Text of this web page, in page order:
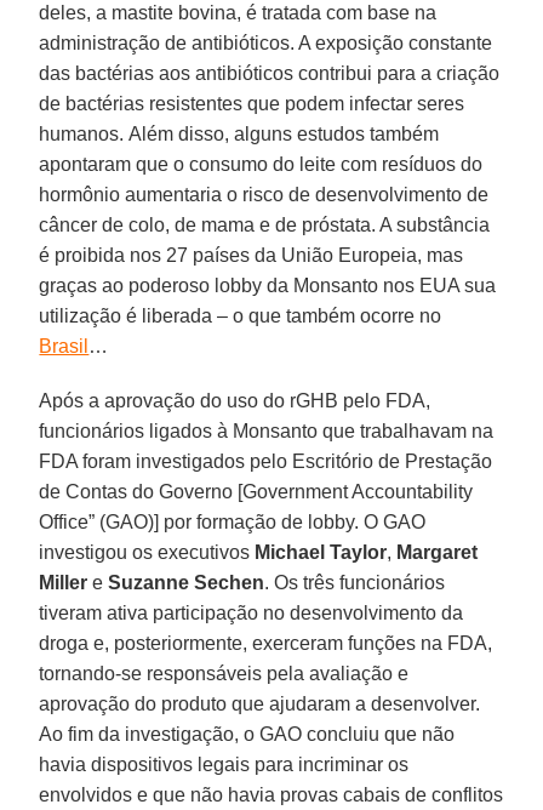
deles, a mastite bovina, é tratada com base na
administração de antibióticos. A exposição constante
das bactérias aos antibióticos contribui para a criação
de bactérias resistentes que podem infectar seres
humanos. Além disso, alguns estudos também
apontaram que o consumo do leite com resíduos do
hormônio aumentaria o risco de desenvolvimento de
câncer de colo, de mama e de próstata. A substância
é proibida nos 27 países da União Europeia, mas
graças ao poderoso lobby da Monsanto nos EUA sua
utilização é liberada – o que também ocorre no
Brasil …
Após a aprovação do uso do rGHB pelo FDA,
funcionários ligados à Monsanto que trabalhavam na
FDA foram investigados pelo Escritório de Prestação
de Contas do Governo [Government Accountability
Office” (GAO)] por formação de lobby. O GAO
investigou os executivos Michael Taylor, Margaret
Millere Suzanne Sechen. Os três funcionários
tiveram ativa participação no desenvolvimento da
droga e, posteriormente, exerceram funções na FDA,
tornando-se responsáveis pela avaliação e
aprovação do produto que ajudaram a desenvolver.
Ao fim da investigação, o GAO concluiu que não
havia dispositivos legais para incriminar os
envolvidos e que não havia provas cabais de conflitos